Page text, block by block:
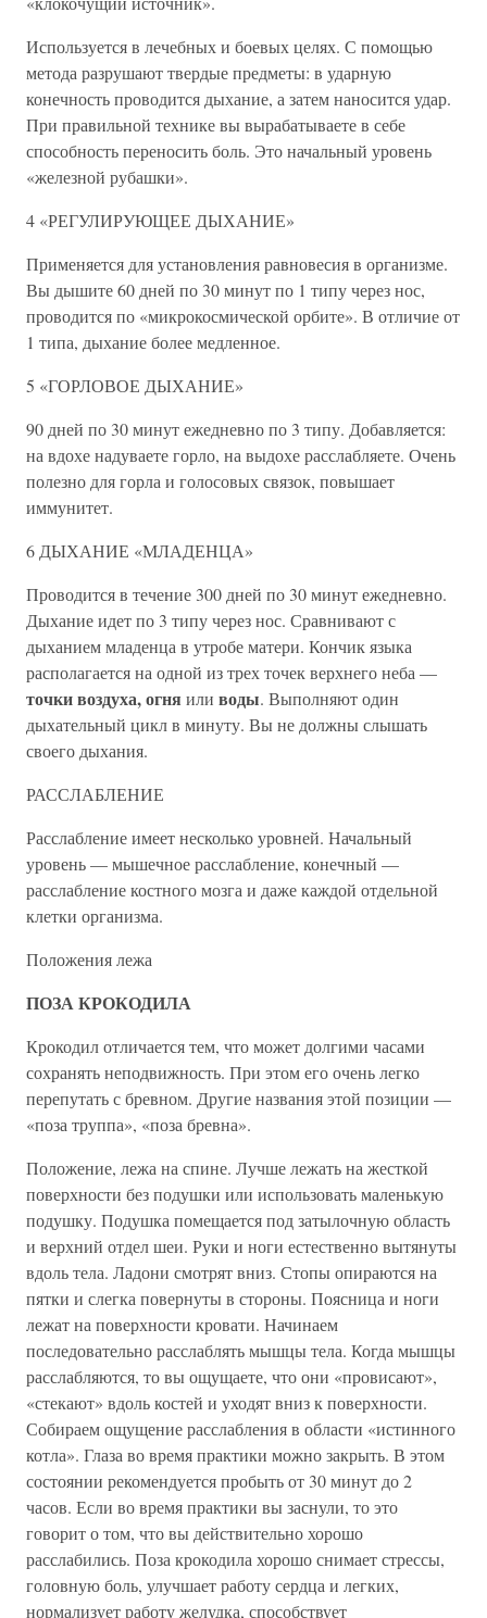
Используется в лечебных и боевых целях. С помощью
метода разрушают твердые предметы: в ударную
конечность проводится дыхание, а затем наносится удар.
При правильной технике вы вырабатываете в себе
способность переносить боль. Это начальный уровень
«железной рубашки».
4 «РЕГУЛИРУЮЩЕЕ ДЫХАНИЕ»
Применяется для установления равновесия в организме.
Вы дышите 60 дней по 30 минут по 1 типу через нос,
проводится по «микрокосмической орбите». В отличие от
1 типа, дыхание более медленное.
5 «ГОРЛОВОЕ ДЫХАНИЕ»
90 дней по 30 минут ежедневно по 3 типу. Добавляется:
на вдохе надуваете горло, на выдохе расслабляете. Очень
полезно для горла и голосовых связок, повышает
иммунитет.
6 ДЫХАНИЕ «МЛАДЕНЦА»
Проводится в течение 300 дней по 30 минут ежедневно.
Дыхание идет по 3 типу через нос. Сравнивают с
дыханием младенца в утробе матери. Кончик языка
располагается на одной из трех точек верхнего неба —
точки воздуха, огня или воды. Выполняют один
дыхательный цикл в минуту. Вы не должны слышать
своего дыхания.
РАССЛАБЛЕНИЕ
Расслабление имеет несколько уровней. Начальный
уровень — мышечное расслабление, конечный —
расслабление костного мозга и даже каждой отдельной
клетки организма.
Положения лежа
ПОЗА КРОКОДИЛА
Крокодил отличается тем, что может долгими часами
сохранять неподвижность. При этом его очень легко
перепутать с бревном. Другие названия этой позиции —
«поза труппа», «поза бревна».
Положение, лежа на спине. Лучше лежать на жесткой
поверхности без подушки или использовать маленькую
подушку. Подушка помещается под затылочную область
и верхний отдел шеи. Руки и ноги естественно вытянуты
вдоль тела. Ладони смотрят вниз. Стопы опираются на
пятки и слегка повернуты в стороны. Поясница и ноги
лежат на поверхности кровати. Начинаем
последовательно расслаблять мышцы тела. Когда мышцы
расслабляются, то вы ощущаете, что они «провисают»,
«стекают» вдоль костей и уходят вниз к поверхности.
Собираем ощущение расслабления в области «истинного
котла». Глаза во время практики можно закрыть. В этом
состоянии рекомендуется пробыть от 30 минут до 2
часов. Если во время практики вы заснули, то это
говорит о том, что вы действительно хорошо
расслабились. Поза крокодила хорошо снимает стрессы,
головную боль, улучшает работу сердца и легких,
нормализует работу желудка, способствует